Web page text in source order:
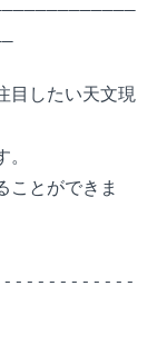
目したい天文現
ことができま